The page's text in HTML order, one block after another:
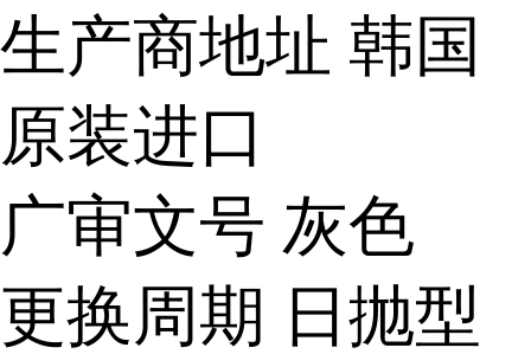
生产商地址 韩国
原装进口
广审文号 灰色
更换周期 日抛型